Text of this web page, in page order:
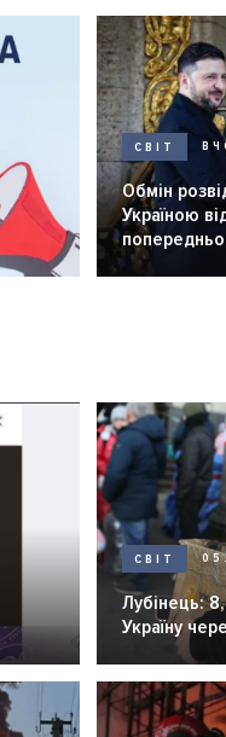
СВІТ
Обмін
Україною
СВІТ
Лубінець:
Україну